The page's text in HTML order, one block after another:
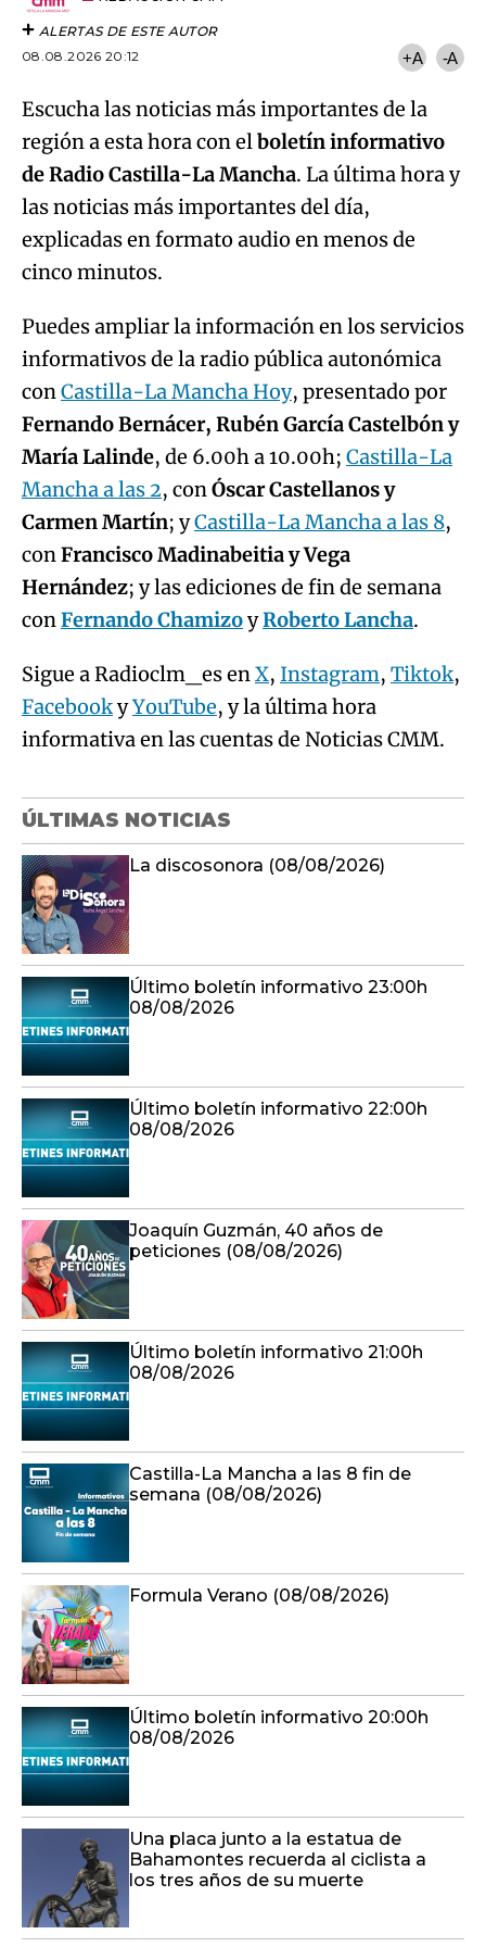
ALERTAS DE ESTE AUTOR
08.08.2026 20:12
+A -A
Escucha las noticias más importantes de la
región a esta hora con elboletín informativo
de Radio Castilla-La Mancha. La última hora y
las noticias más importantes del día,
explicadas en formato audio en menos de
cinco minutos.
Puedes ampliar la información en los servicios
informativos de la radio pública autonómica
conCastilla-La Mancha Hoy, presentado por
Fernando Bernácer, Rubén García Castelbón y
María Lalinde, de 6.00h a 10.00h; Castilla-La
Mancha a las 2, conÓscar Castellanos y
Carmen Martín; yCastilla-La Mancha a las 8,
conFrancisco Madinabeitia y Vega
Hernández; y las ediciones de fin de semana
conFernando ChamizoyRoberto Lancha.
Sigue a Radioclm_es enX, Instagram, Tiktok,
FacebookyYouTube, y la última hora
informativa en las cuentas de Noticias CMM.
ÚLTIMAS NOTICIAS
La discosonora (08/08/2026)
Último boletín informativo 23:00h
08/08/2026
Último boletín informativo 22:00h
08/08/2026
Joaquín Guzmán, 40 años de
peticiones (08/08/2026)
Último boletín informativo 21:00h
08/08/2026
Castilla-La Mancha a las 8 fin de
semana (08/08/2026)
Formula Verano (08/08/2026)
Último boletín informativo 20:00h
08/08/2026
Una placa junto a la estatua de
Bahamontes recuerda al ciclista a
los tres años de su muerte